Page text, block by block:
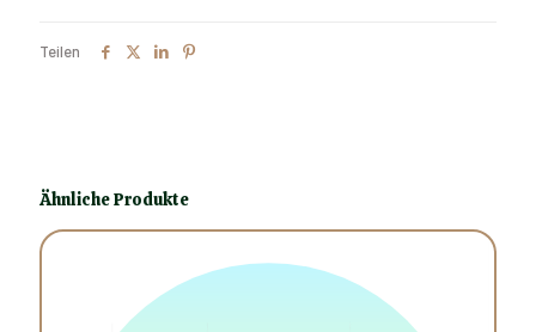
Teilen
Ähnliche Produkte